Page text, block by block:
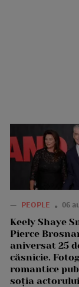
— PEOPLE 06
Keely Shaye
Pierce
aniversat 25
căsnicie.
romantice
soția actorului